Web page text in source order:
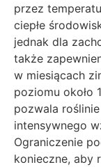
przez
ciepłe
jednak dla
także
w miesiącach
poziomu około
pozwala
intensywnego
Ograniczenie
konieczne, aby